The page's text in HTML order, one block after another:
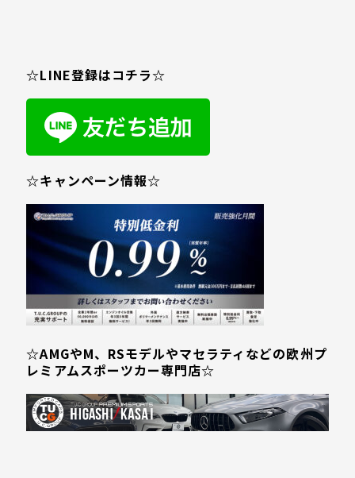
☆LINE登録はコチラ☆
☆キャンペーン情報☆
☆AMGやM、RSモデルやマセラティなどの欧州プ
レミアムスポーツカー専門店☆